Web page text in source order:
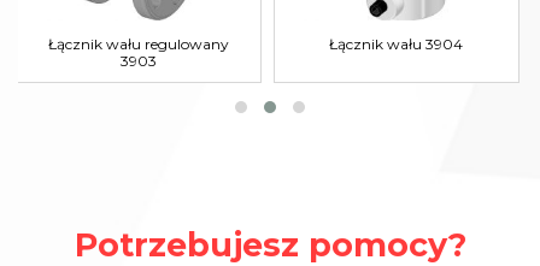
Łącznik wału regulowany
3903
Łącznik wału 3904
Potrzebujesz pomocy?